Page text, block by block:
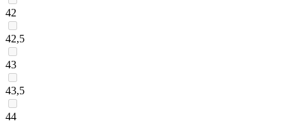
42
42,5
43
43,5
44